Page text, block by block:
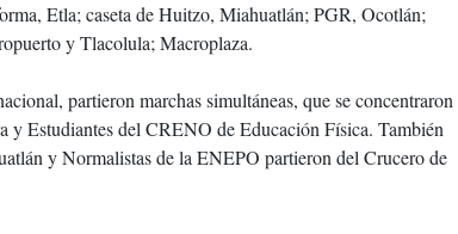
Etla; caseta de Huitzo, Miahuatlán; PGR, Ocotlán;
y Tlacolula; Macroplaza.
partieron marchas simultáneas, que se concentraron
y Estudiantes del CRENO de Educación Física. También
y Normalistas de la ENEPO partieron del Crucero de